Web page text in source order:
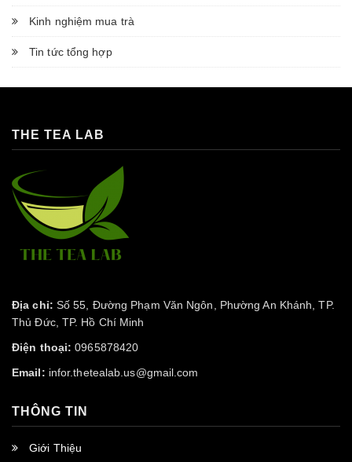
Kinh nghiệm mua trà
Tin tức tổng hợp
THE TEA LAB
Địa chỉ: Số 55, Đường Phạm Văn Ngôn, Phường An Khánh, TP.
Thủ Đức, TP. Hồ Chí Minh
Điện thoại: 0965878420
Email: infor.thetealab.us@gmail.com
THÔNG TIN
Giới Thiệu